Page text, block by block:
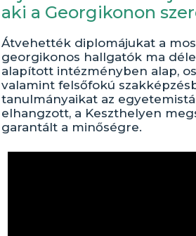
aki a Georgikonon
Átvehették diplomájukat a
georgikonos hallgatók ma
alapított intézményben alap,
valamint felsőfokú
tanulmányaikat az
elhangzott, a Keszthelyen
garantált a minőségre.